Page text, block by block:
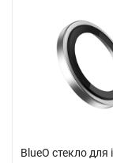
Аксессуар
Не скользит в
Встроенный
BlueO стекло для